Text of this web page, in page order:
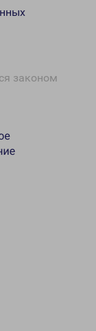
законом